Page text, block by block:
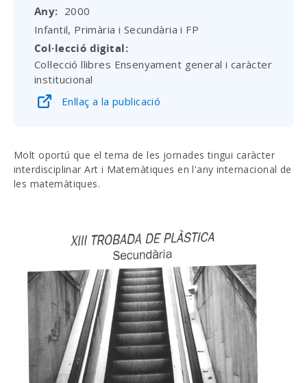
Any
2000
Infantil, Primària i Secundària i FP
Col·lecció digital
Col·lecció llibres Ensenyament general i caràcter
institucional
Enllaç a la publicació
Molt oportú que el tema de les jornades tingui caràcter
interdisciplinar Art i Matemàtiques en l'any internacional de
les matemàtiques.